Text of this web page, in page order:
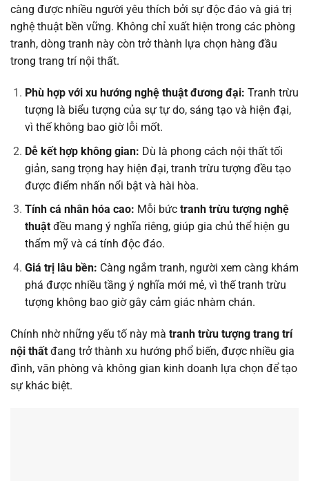
càng được nhiều người yêu thích bởi sự độc đáo và giá trị
nghệ thuật bền vững. Không chỉ xuất hiện trong các phòng
tranh, dòng tranh này còn trở thành lựa chọn hàng đầu
trong trang trí nội thất.
Phù hợp với xu hướng nghệ thuật đương đại: Tranh trừu
tượng là biểu tượng của sự tự do, sáng tạo và hiện đại,
vì thế không bao giờ lỗi mốt.
Dễ kết hợp không gian: Dù là phong cách nội thất tối
giản, sang trọng hay hiện đại, tranh trừu tượng đều tạo
được điểm nhấn nổi bật và hài hòa.
Tính cá nhân hóa cao: Mỗi bức tranh trừu tượng nghệ
thuậtđều mang ý nghĩa riêng, giúp gia chủ thể hiện gu
thẩm mỹ và cá tính độc đáo.
Giá trị lâu bền: Càng ngắm tranh, người xem càng khám
phá được nhiều tầng ý nghĩa mới mẻ, vì thế tranh trừu
tượng không bao giờ gây cảm giác nhàm chán.
Chính nhờ những yếu tố này mà tranh trừu tượng trang trí
nội thất đang trở thành xu hướng phổ biến, được nhiều gia
đình, văn phòng và không gian kinh doanh lựa chọn để tạo
sự khác biệt.